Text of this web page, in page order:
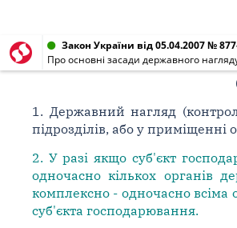
Закон України від 05.04.2007 №
Про основні засади державного